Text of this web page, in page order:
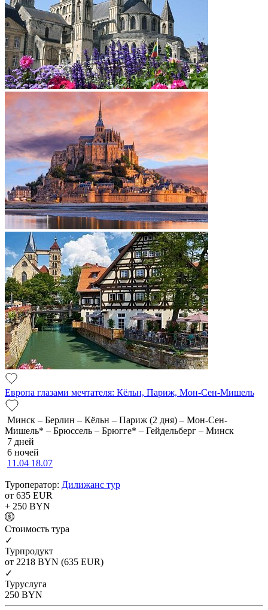
Европа глазами мечтателя: Кёльн, Париж, Мон-Сен-Мишель
Минск – Берлин – Кёльн – Париж (2 дня) – Мон-Сен-
Мишель* – Брюссель – Брюгге* – Гейдельберг – Минск
7 дней
6 ночей
11.04 18.07
Туроператор: Дилижанс тур
от 635 EUR
+ 250 BYN
Cтоимость тура
✓
Турпродукт
от 2218 BYN (635 EUR)
✓
Туруслуга
250 BYN